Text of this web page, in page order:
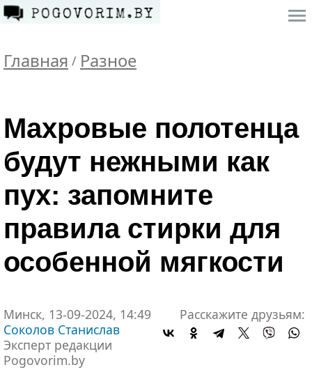
Главная / Разное
Махровые полотенца
будут нежными как
пух: запомните
правила стирки для
особенной мягкости
Минск, 13-09-2024, 14:49
Соколов Станислав
Эксперт редакции
Pogovorim.by
Расскажите друзьям: